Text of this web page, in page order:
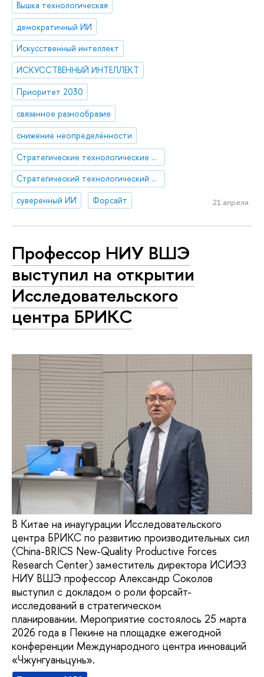
Вышка технологическая
демократичный ИИ
Искусственный интеллект
ИСКУССТВЕННЫЙ ИНТЕЛЛЕКТ
Приоритет 2030
связанное разнообразие
снижение неопределённости
Стратегические технологические проекты
Стратегический технологический проект «Национальный центр социально-экономического и научно-технологического прогнозирования»
суверенный ИИ
Форсайт 21 апреля
Профессор НИУ ВШЭ
выступил на открытии
Исследовательского
центра БРИКС
В Китае на инаугурации Исследовательского
центра БРИКС по развитию производительных сил
(China-BRICS New-Quality Productive Forces
Research Center) заместитель директора ИСИЭЗ
НИУ ВШЭ профессор Александр Соколов
выступил с докладом о роли форсайт-
исследований в стратегическом
планировании. Мероприятие состоялось 25 марта
2026 года в Пекине на площадке ежегодной
конференции Международного центра инноваций
«Чжунгуаньцунь».